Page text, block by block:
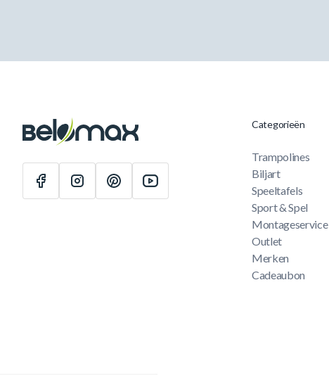
Categorieën
Trampolines
Biljart
Speeltafels
Sport & Spel
Montageservice
Outlet
Merken
Cadeaubon